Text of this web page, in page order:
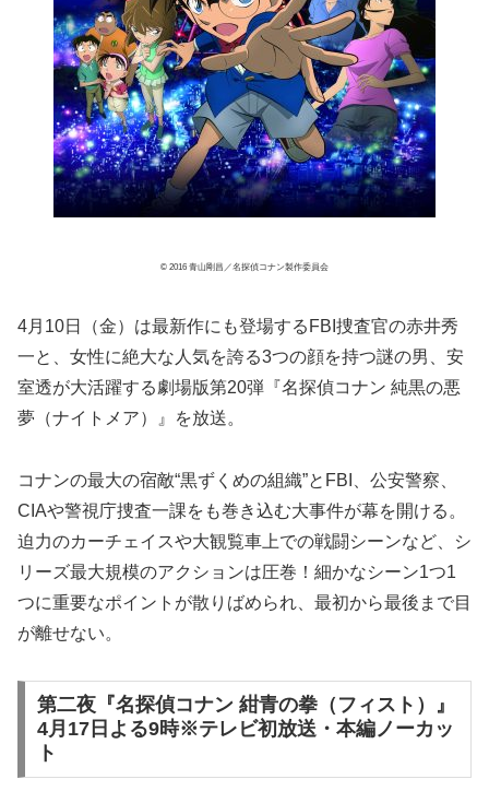
© 2016 青山剛昌／名探偵コナン製作委員会
4月10日（金）は最新作にも登場するFBI捜査官の赤井秀
一と、女性に絶大な人気を誇る3つの顔を持つ謎の男、安
室透が大活躍する劇場版第20弾『名探偵コナン 純黒の悪
夢（ナイトメア）』を放送。
コナンの最大の宿敵“黒ずくめの組織”とFBI、公安警察、
CIAや警視庁捜査一課をも巻き込む大事件が幕を開ける。
迫力のカーチェイスや大観覧車上での戦闘シーンなど、シ
リーズ最大規模のアクションは圧巻！細かなシーン1つ1
つに重要なポイントが散りばめられ、最初から最後まで目
が離せない。
第二夜『名探偵コナン 紺青の拳（フィスト）』
4月17日よる9時※テレビ初放送・本編ノーカッ
ト